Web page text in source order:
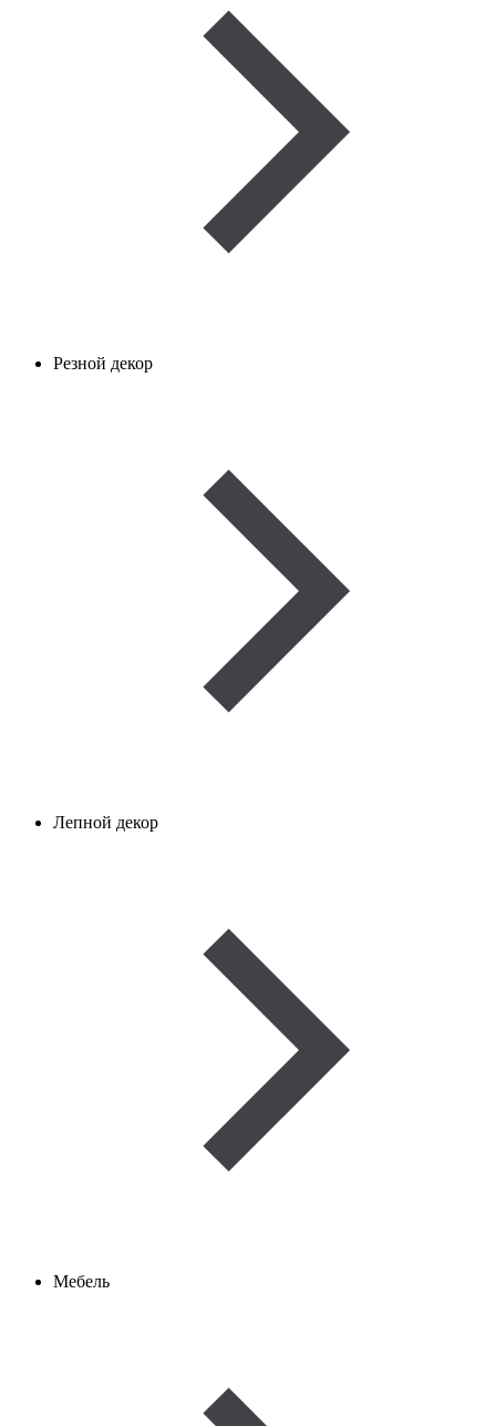
Резной декор
Лепной декор
Мебель